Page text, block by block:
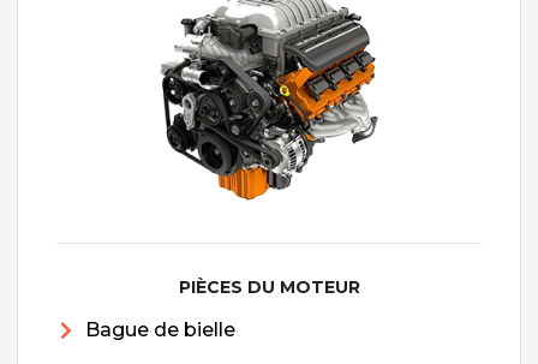
PIÈCES DU MOTEUR
Bague de bielle